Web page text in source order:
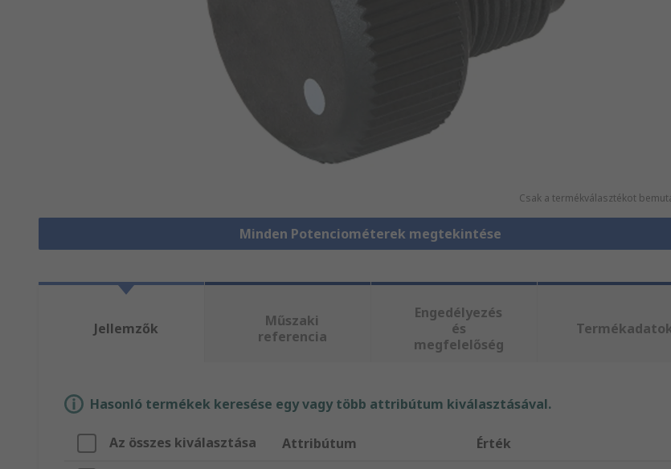
Csak a termékválasztékot
Minden Potenciométerek megtekintése
Jellemzők
Műszaki
referencia
Engedélyezés
és
megfelelőség
Hasonló termékek keresése egy vagy több attribútum kiválasztásával.
Az összes kiválasztása Attribútum Érték